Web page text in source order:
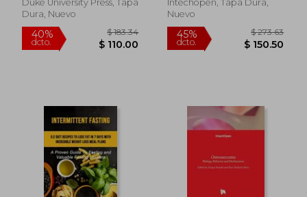
Women's Studies)
Duke University Press, Tapa
Dura, Nuevo
Intechopen, Tapa Dura,
Nuevo